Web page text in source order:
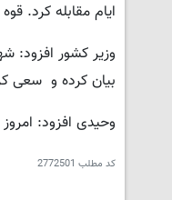
ایام مقابله کرد.
وزیر کشور افزود:
بیان کرده و سعی
وحیدی افزود:
کد مطلب 2772501